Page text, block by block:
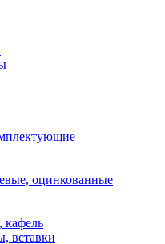
оцинкованные
кафель
вставки